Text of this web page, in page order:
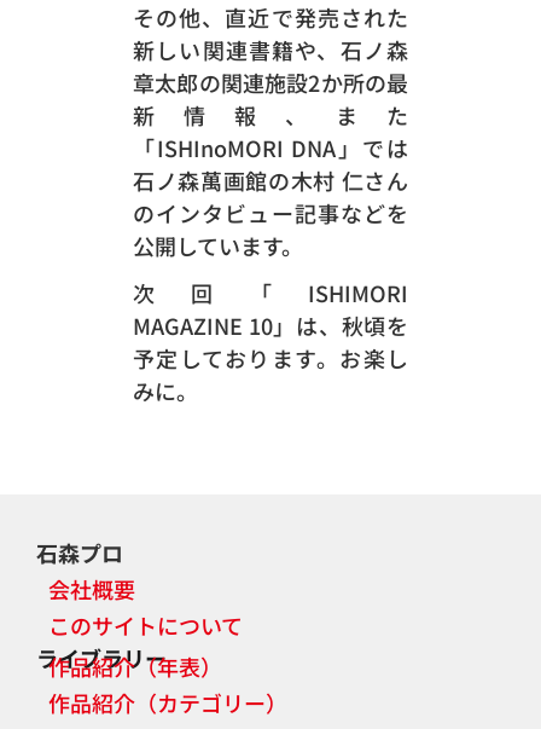
その他、直近で発売された
新しい関連書籍や、石ノ森
章太郎の関連施設2か所の最
新情報、また
「ISHInoMORI DNA」では
石ノ森萬画館の木村 仁さん
のインタビュー記事などを
公開しています。
次回「ISHIMORI
MAGAZINE 10」は、秋頃を
予定しております。お楽し
みに。
石森プロ
会社概要
このサイトについて
ライブラリー
作品紹介（年表）
作品紹介（カテゴリー）